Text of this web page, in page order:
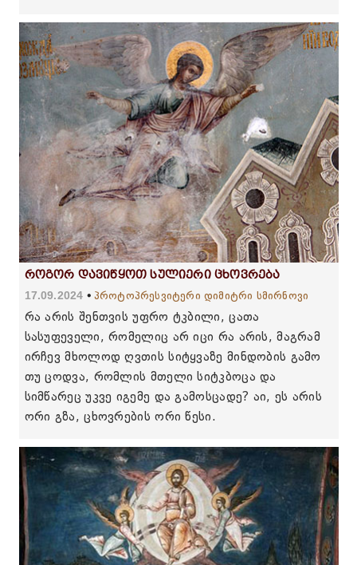
როგორ დავიწყოთ სულიერი ცხოვრება
17.09.2024 პროტოპრესვიტერი დიმიტრი სმირნოვი
რა არის შენთვის უფრო ტკბილი, ცათა
სასუფეველი, რომელიც არ იცი რა არის, მაგრამ
ირჩევ მხოლოდ ღვთის სიტყვაზე მინდობის გამო
თუ ცოდვა, რომლის მთელი სიტკბოცა და
სიმწარეც უკვე იგემე და გამოსცადე? აი, ეს არის
ორი გზა, ცხოვრების ორი წესი.